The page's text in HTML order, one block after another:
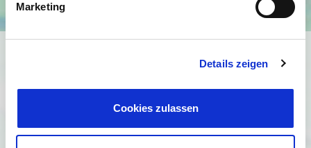
Marketing
Details zeigen
Cookies zulassen
angezeigt werden. Es gelten die
Datenschutzbedingungen von Google
https://policies.google.com/privacy